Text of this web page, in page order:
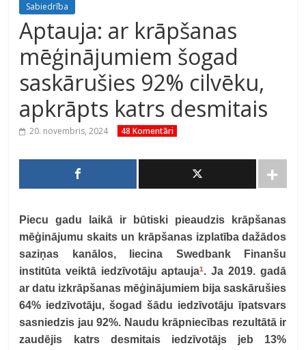
Sabiedrība
Aptauja: ar krāpšanas
mēģinājumiem šogad
saskārušies 92% cilvēku,
apkrāpts katrs desmitais
20. novembris, 2024 48 Komentāri
Piecu gadu laikā ir būtiski pieaudzis krāpšanas
mēģinājumu skaits un krāpšanas izplatība dažādos
saziņas kanālos, liecina Swedbank Finanšu
institūta veiktā iedzīvotāju aptauja1 . Ja 2019. gadā
ar datu izkrāpšanas mēģinājumiem bija saskārušies
64% iedzīvotāju, šogad šādu iedzīvotāju īpatsvars
sasniedzis jau 92%. Naudu krāpniecības rezultātā ir
zaudējis katrs desmitais iedzīvotājs jeb 13%